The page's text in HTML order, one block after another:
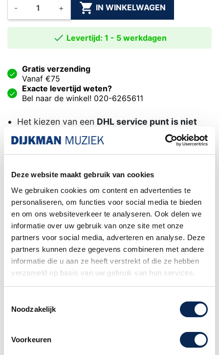
Deze website maakt gebruik van cookies
We gebruiken cookies om content en advertenties te
personaliseren, om functies voor social media te bieden
en om ons websiteverkeer te analyseren. Ook delen we
informatie over uw gebruik van onze site met onze
partners voor social media, adverteren en analyse. Deze
partners kunnen deze gegevens combineren met andere
informatie die u aan ze heeft verstrekt of die ze hebben
verzameld op basis van uw gebruik van hun services.
Noodzakelijk
Voorkeuren
- +  IN WINKELWAGEN
 Levertijd: 1 - 5 werkdagen
Gratis verzending
Vanaf €75
Exacte levertijd weten?
Bel naar de winkel! 020-6265611
Het kiezen van een DHL service punt is niet
mogelijk wanneer uw bestelling een piano of
gitaarbevat. Dit formaat pakket wordt door het
Familiebedrijf sinds 1958
Martin Era MP540T Treated 12 - 54
De Martin Era snarensets hebben een
flexibele kerndraad hebben voor een lagere
spanning en een betere speelbaarheid.Ze
hebben de gepatenteerdeLifespan
langer mee
ongeëvenaarde klank en speelbaarheid en